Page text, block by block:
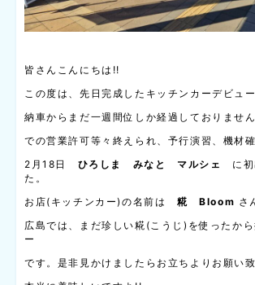
皆さんこんにちは!!
この度は、先日完成したキッチンカーデビュー
納車からまだ一週間位しか経過しておりませ
での営業許可等々終えられ、予行演習、機材
2月18日 ひろしま みなと マルシェ
に初
た。
お店(キッチンカー)の名前は 糀 Bloom さ
広島では、まだ珍しい糀(こうじ)を使ったか
ー
です。是非見かけましたらお立ちよりお願い致